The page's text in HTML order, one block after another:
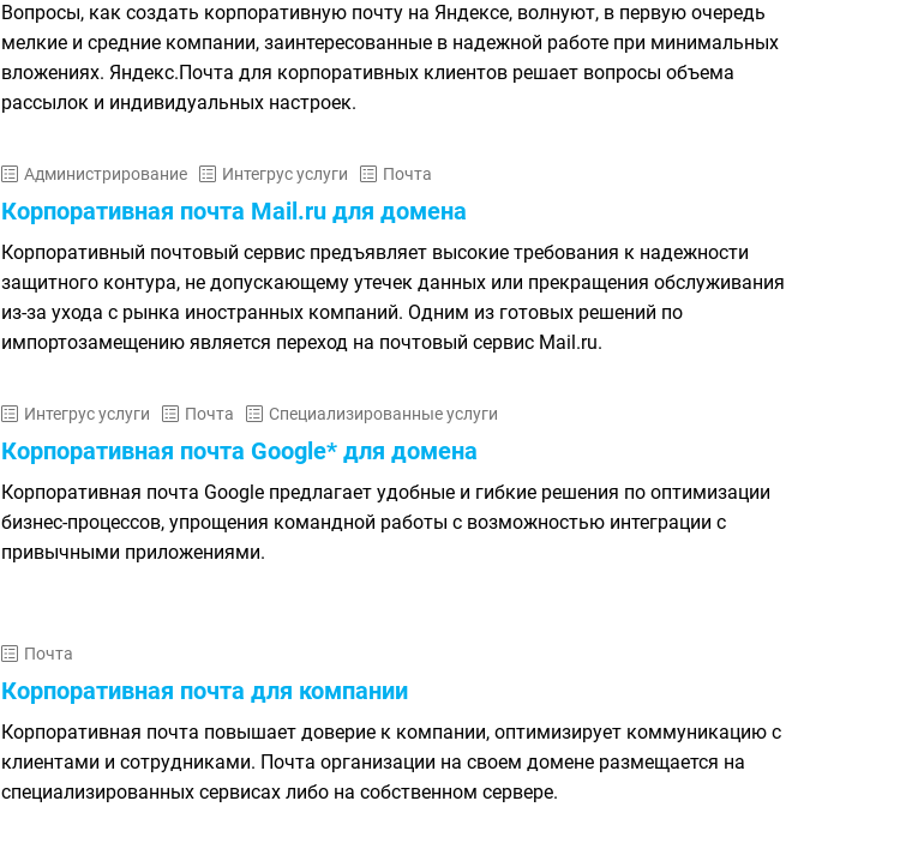
Вопросы, как создать корпоративную почту на Яндексе, волнуют, в первую очередь
мелкие и средние компании, заинтересованные в надежной работе при минимальных
вложениях. Яндекс.Почта для корпоративных клиентов решает вопросы объема
рассылок и индивидуальных настроек.
Администрирование Интегрус услуги Почта
Корпоративная почта Mail.ru для домена
Корпоративный почтовый сервис предъявляет высокие требования к надежности
защитного контура, не допускающему утечек данных или прекращения обслуживания
из-за ухода с рынка иностранных компаний. Одним из готовых решений по
импортозамещению является переход на почтовый сервис Mail.ru.
Интегрус услуги Почта Специализированные услуги
Корпоративная почта Google* для домена
Корпоративная почта Google предлагает удобные и гибкие решения по оптимизации
бизнес-процессов, упрощения командной работы с возможностью интеграции с
привычными приложениями.
Почта
Корпоративная почта для компании
Корпоративная почта повышает доверие к компании, оптимизирует коммуникацию с
клиентами и сотрудниками. Почта организации на своем домене размещается на
специализированных сервисах либо на собственном сервере.